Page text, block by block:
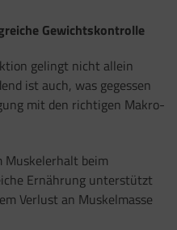
Gewichtskontrolle
gelingt nicht allein
ist auch, was gegessen
mit den richtigen Makro-
Muskelerhalt beim
Ernährung unterstützt
Verlust an Muskelmasse